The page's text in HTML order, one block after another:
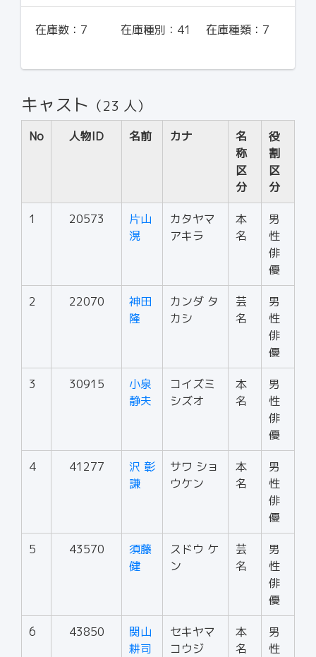
在庫数： 7 在庫種別： 41 在庫種類： 7
キャスト （23 人）
No 人物ID 名前 カナ
名
称
区
分
役
割
区
分
1 20573
片山
滉
カタヤマ
アキラ
本
名
男
性
俳
優
2 22070
神田
隆
カンダ タ
カシ
芸
名
男
性
俳
優
3 30915
小泉
静夫
コイズミ
シズオ
本
名
男
性
俳
優
4 41277
沢 彰
謙
サワ ショ
ウケン
本
名
男
性
俳
優
5 43570
須藤
健
スドウ ケ
ン
芸
名
男
性
俳
優
6 43850
関山
耕司
セキヤマ
コウジ
本
名
男
性